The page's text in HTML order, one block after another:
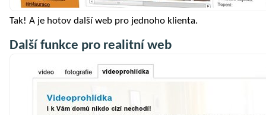
Tak! A je hotov další web pro jednoho klienta.
Další funkce pro realitní web